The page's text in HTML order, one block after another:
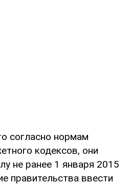
согласно нормам
кодексов, они
не ранее 1 января 2015
правительства ввести